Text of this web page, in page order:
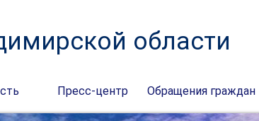
области
Пресс-центр Обращения граждан